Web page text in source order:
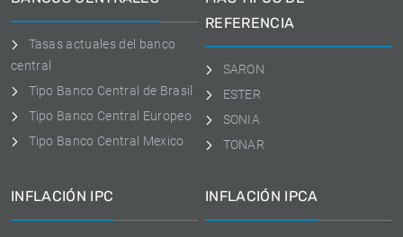
Tasas actuales del banco
central
Tipo Banco Central de Brasil
Tipo Banco Central Europeo
Tipo Banco Central Mexico
REFERENCIA
SARON
ESTER
SONIA
TONAR
INFLACIÓN IPC INFLACIÓN IPCA